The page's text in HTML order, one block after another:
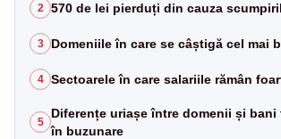
2 570 de lei pierduți din cauza
3 Domeniile în care se câștigă cel mai
4 Sectoarele în care salariile rămân
5
Diferențe uriașe între domenii și
în buzunare